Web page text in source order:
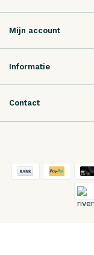
Mijn account
Informatie
Contact